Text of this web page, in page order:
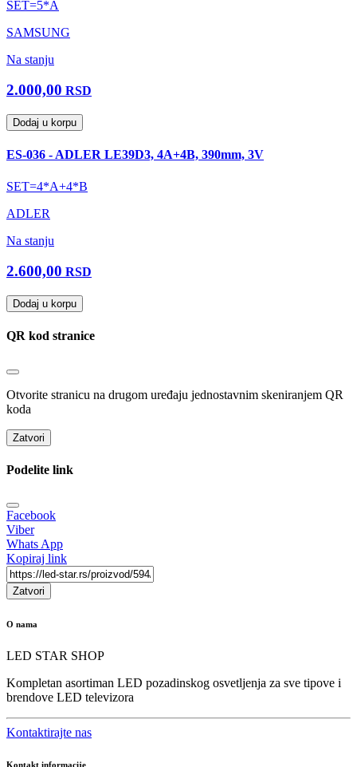
SET=5*A
SAMSUNG
Na stanju
2.000,00 RSD
Dodaj u korpu
ES-036 - ADLER LE39D3, 4A+4B, 390mm, 3V
SET=4*A+4*B
ADLER
Na stanju
2.600,00 RSD
Dodaj u korpu
QR kod stranice
Otvorite stranicu na drugom uređaju jednostavnim skeniranjem QR
koda
Zatvori
Podelite link
Facebook
Viber
Whats App
Kopiraj link
Zatvori
O nama
LED STAR SHOP
Kompletan asortiman LED pozadinskog osvetljenja za sve tipove i
brendove LED televizora
Kontaktirajte nas
Kontakt informacije